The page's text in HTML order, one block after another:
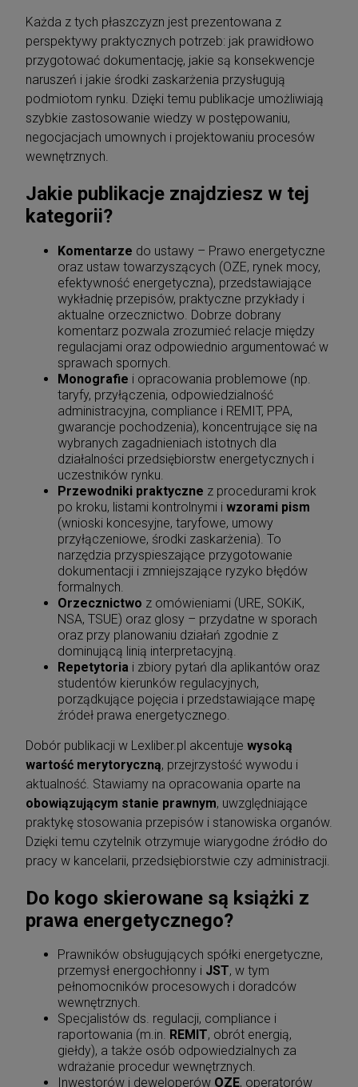
Prawo karne - zbiór przepisów. Kodeks
karny. Kodeks postępowania karnego.
Kodeks karny wykonawczy. Kodeks
wykroczeń. Kodeks postępowania w
sprawach o wykroczenia. Kodeks karny
skarb
88,11 zł
Cena regularna: 99,00 zł
Najniższa cena:88,11 zł
Kodeks postępowania administracyjnego.
Ordynacja podatkowa. Samorządowe
kolegia odwoławcze. Postępowanie
egzekucyjne w administracji. Prawo o
ustroju
88,11 zł
Cena regularna:99,00 zł
Najniższa cena:99,00 zł
DO KOSZYKA
Każda z tych płaszczyzn jest prezentowana z
perspektywy praktycznych potrzeb: jak prawidłowo
przygotować dokumentację, jakie są konsekwencje
naruszeń i jakie środki zaskarżenia przysługują
podmiotom rynku. Dzięki temu publikacje umożliwiają
szybkie zastosowanie wiedzy w postępowaniu,
negocjacjach umownych i projektowaniu procesów
wewnętrznych.
Jakie publikacje znajdziesz w tej
kategorii?
Komentarze do ustawy – Prawo energetyczne
oraz ustaw towarzyszących (OZE, rynek mocy,
efektywność energetyczna), przedstawiające
wykładnię przepisów, praktyczne przykłady i
aktualne orzecznictwo. Dobrze dobrany
komentarz pozwala zrozumieć relacje między
regulacjami oraz odpowiednio argumentować w
sprawach spornych.
Monografie i opracowania problemowe (np.
taryfy, przyłączenia, odpowiedzialność
administracyjna, compliance i REMIT, PPA,
gwarancje pochodzenia), koncentrujące się na
wybranych zagadnieniach istotnych dla
działalności przedsiębiorstw energetycznych i
uczestników rynku.
Przewodniki praktyczne z procedurami krok
po kroku, listami kontrolnymi i wzorami pism
(wnioski koncesyjne, taryfowe, umowy
przyłączeniowe, środki zaskarżenia). To
narzędzia przyspieszające przygotowanie
dokumentacji i zmniejszające ryzyko błędów
formalnych.
Orzecznictwo z omówieniami (URE, SOKiK,
NSA, TSUE) oraz glosy – przydatne w sporach
oraz przy planowaniu działań zgodnie z
dominującą linią interpretacyjną.
Repetytoria i zbiory pytań dla aplikantów oraz
studentów kierunków regulacyjnych,
porządkujące pojęcia i przedstawiające mapę
źródeł prawa energetycznego.
Dobór publikacji w Lexliber.pl akcentuje wysoką
wartość merytoryczną, przejrzystość wywodu i
aktualność. Stawiamy na opracowania oparte na
obowiązującym stanie prawnym, uwzględniające
praktykę stosowania przepisów i stanowiska organów.
Dzięki temu czytelnik otrzymuje wiarygodne źródło do
pracy w kancelarii, przedsiębiorstwie czy administracji.
Do kogo skierowane są książki z
prawa energetycznego?
Prawników obsługujących spółki energetyczne,
przemysł energochłonny i JST, w tym
pełnomocników procesowych i doradców
wewnętrznych.
Specjalistów ds. regulacji, compliance i
raportowania (m.in. REMIT, obrót energią,
giełdy), a także osób odpowiedzialnych za
wdrażanie procedur wewnętrznych.
Inwestorów i deweloperów OZE, operatorów